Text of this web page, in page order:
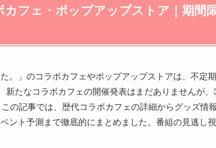
フェ・ポップアップストア｜期間
た。」のコラボカフェやポップアップストアは、不定
新たなコラボカフェの開催発表はまだありませんが
の記事では、歴代コラボカフェの詳細からグッズ情
ント予測まで徹底的にまとめました。番組の見逃し